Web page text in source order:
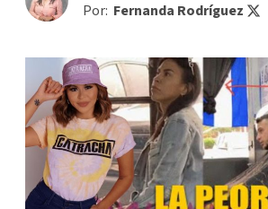
Por: Fernanda Rodríguez